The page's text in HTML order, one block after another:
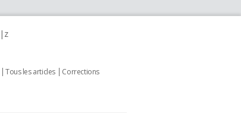
z
Tous les articles
Corrections